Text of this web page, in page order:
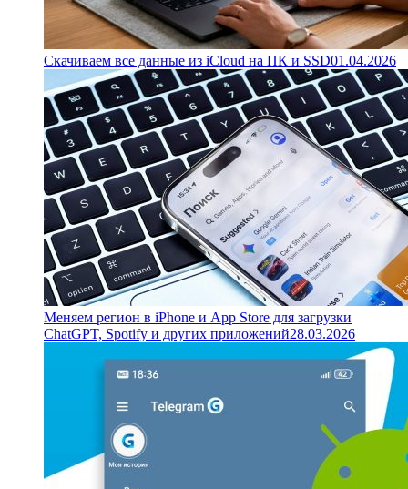
Скачиваем все данные из iCloud на ПК и SSD01.04.2026
Меняем регион в iPhone и App Store для загрузки
ChatGPT, Spotify и других приложений28.03.2026